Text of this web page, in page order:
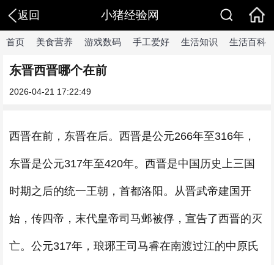
返回 小猪经验网
首页 美食营养 游戏数码 手工爱好 生活知识 生活百科
东晋西晋哪个在前
2026-04-21 17:22:49
西晋在前，东晋在后。西晋是公元266年至316年，
东晋是公元317年至420年。西晋是中国历史上三国
时期之后的统一王朝，首都洛阳。从晋武帝建国开
始，传四帝，末代皇帝司马邺被俘，宣告了西晋的灭
亡。公元317年，琅琊王司马睿在南渡过江的中原氏